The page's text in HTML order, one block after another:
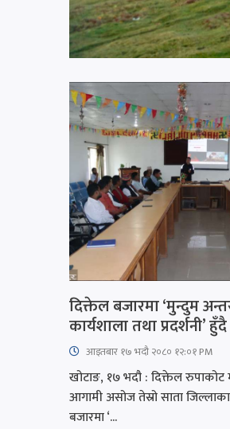
दिक्तेल बजारमा ‘मुन्दुम
कार्यशाला तथा प्रदर्शनी’ हुँदै
आइतबार​ १७ भदौ २०८० १२:०१ PM
खोटाङ, १७ भदौ : दिक्तेल
आगामी असोज तेस्रो साता
बजारमा ‘...